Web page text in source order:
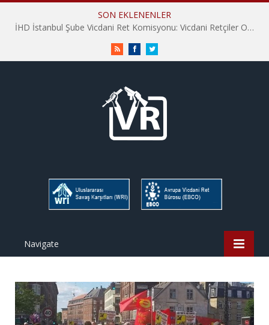
SON EKLENENLER
İHD İstanbul Şube Vicdani Ret Komisyonu: Vicdani Retçiler Olarak Destek İçin Buradayız!
RSS FacebookTwitter
Navigate